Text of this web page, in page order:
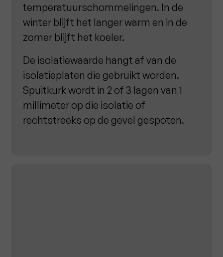
temperatuurschommelingen. In de
winter blijft het langer warm en in de
zomer blijft het koeler.
De isolatiewaarde hangt af van de
isolatieplaten die gebruikt worden.
Spuitkurk wordt in 2 of 3 lagen van 1
millimeter op die isolatie of
rechtstreeks op de gevel gespoten.